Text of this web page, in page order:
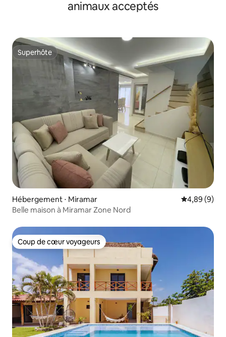
animaux acceptés
Superhôte
Superhôte
Hébergement ⋅ Miramar Évaluation
4,89 (9)
Belle maison à Miramar Zone Nord
Coup de cœur voyageurs
Coup de cœur voyageurs